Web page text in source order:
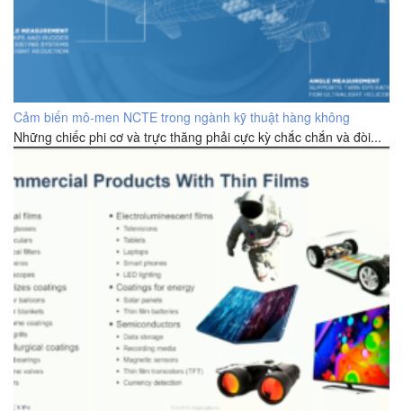
Cảm biến mô-men NCTE trong ngành kỹ thuật hàng không
Những chiếc phi cơ và trực thăng phải cực kỳ chắc chắn và đòi...